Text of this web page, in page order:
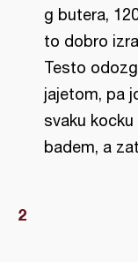
g butera,
to dobro
Testo
jajetom, pa
svaku
badem, a